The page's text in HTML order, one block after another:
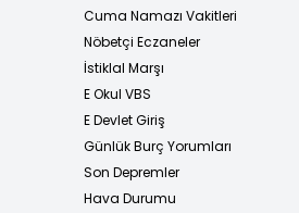
Cuma Namazı Vakitleri
Nöbetçi Eczaneler
İstiklal Marşı
E Okul VBS
E Devlet Giriş
Günlük Burç Yorumları
Son Depremler
Hava Durumu